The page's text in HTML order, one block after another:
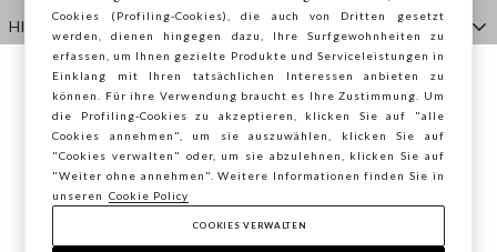
HILFE
AGENTUR
KONTAKTE
Copyright © Ovs S.p.A. MwSt.-Nr. 04240010274 - Kap.
Sie surfen auf der Seite von STEFANEL
Deutschland, möchten Sie Ihren Standort
speichern?
BESTÄTIGEN
Cookies (Profiling-Cookies), die auch von Dritten gesetzt
werden, dienen hingegen dazu, Ihre Surfgewohnheiten zu
erfassen, um Ihnen gezielte Produkte und Serviceleistungen in
Einklang mit Ihren tatsächlichen Interessen anbieten zu
können. Für ihre Verwendung braucht es Ihre Zustimmung. Um
die Profiling-Cookies zu akzeptieren, klicken Sie auf "alle
Cookies annehmen", um sie auszuwählen, klicken Sie auf
"Cookies verwalten" oder, um sie abzulehnen, klicken Sie auf
"Weiter ohne annehmen". Weitere Informationen finden Sie in
unseren
Cookie Policy
COOKIES VERWALTEN